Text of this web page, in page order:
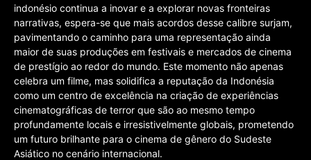
indonésio continua a inovar e a explorar novas fronteiras
narrativas, espera-se que mais acordos desse calibre surjam,
pavimentando o caminho para uma representação ainda
maior de suas produções em festivais e mercados de cinema
de prestígio ao redor do mundo. Este momento não apenas
celebra um filme, mas solidifica a reputação da Indonésia
como um centro de excelência na criação de experiências
cinematográficas de terror que são ao mesmo tempo
profundamente locais e irresistivelmente globais, prometendo
um futuro brilhante para o cinema de gênero do Sudeste
Asiático no cenário internacional.